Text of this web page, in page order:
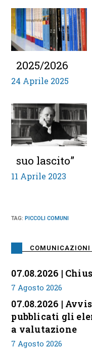
2025/2026
24 Aprile 2025
suo lascito”
11 Aprile 2023
TAG:PICCOLI COMUNI
COMUNICAZIONI
07.08.2026 |
7 Agosto 2026
07.08.2026 |
pubblicati gli
a valutazione
7 Agosto 2026